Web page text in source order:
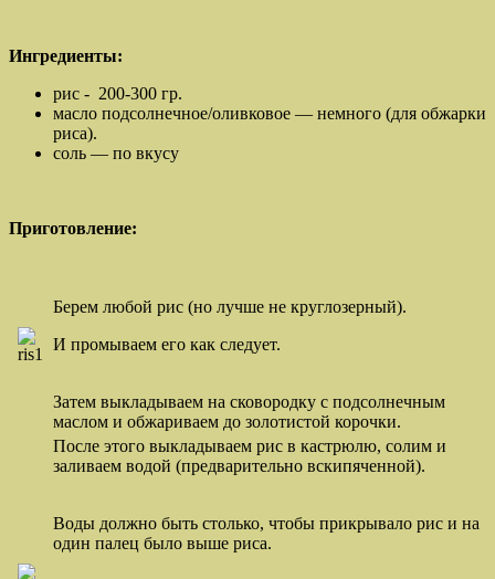
Ингредиенты:
рис - 200-300 гр.
масло подсолнечное/оливковое — немного (для обжарки
риса).
соль — по вкусу
Приготовление:
Берем любой рис (но лучше не круглозерный).
И промываем его как следует.
Затем выкладываем на сковородку с подсолнечным
маслом и обжариваем до золотистой корочки.
После этого выкладываем рис в кастрюлю, солим и
заливаем водой (предварительно вскипяченной).
Воды должно быть столько, чтобы прикрывало рис и на
один палец было выше риса.